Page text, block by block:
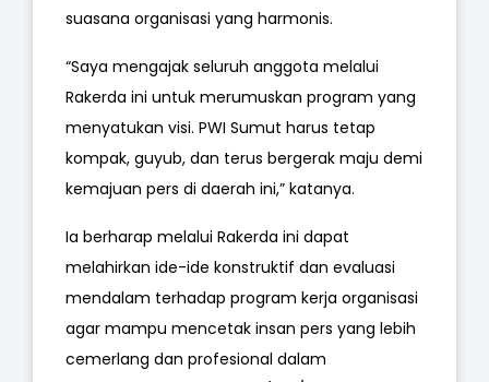
suasana organisasi yang harmonis.
“Saya mengajak seluruh anggota melalui
Rakerda ini untuk merumuskan program yang
menyatukan visi. PWI Sumut harus tetap
kompak, guyub, dan terus bergerak maju demi
kemajuan pers di daerah ini,” katanya.
Ia berharap melalui Rakerda ini dapat
melahirkan ide-ide konstruktif dan evaluasi
mendalam terhadap program kerja organisasi
agar mampu mencetak insan pers yang lebih
cemerlang dan profesional dalam